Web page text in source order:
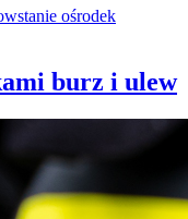
burz i ulew